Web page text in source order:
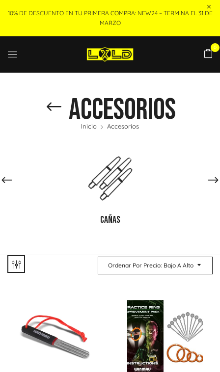
10% DE DESCUENTO EN TU PRIMERA COMPRA: NEW24 – TERMINA EL 31 DE
MARZO
0
Accesorios
Inicio Accesorios
CAÑAS
Ordenar Por Precio: Bajo A Alto